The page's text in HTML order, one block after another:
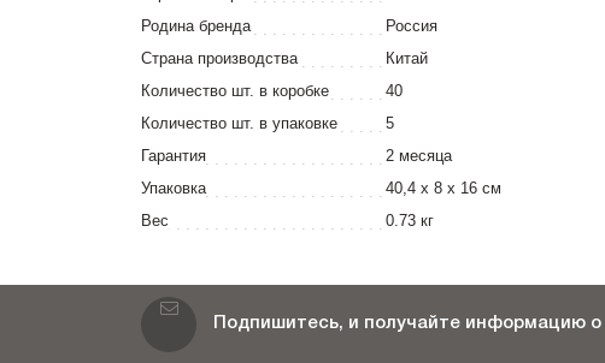
Родина бренда
Россия
Страна производства
Китай
Количество шт. в коробке
40
Количество шт. в упаковке
5
Гарантия
2 месяца
Упаковка
40,4 x 8 x 16 см
Вес
0.73 кг
Подпишитесь, и получайте информацию